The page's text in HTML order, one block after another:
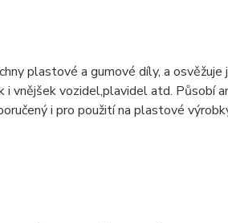
plastové a gumové díly, a
i vnějšek vozidel,plavidel atd. Působí
i pro použití na plastové